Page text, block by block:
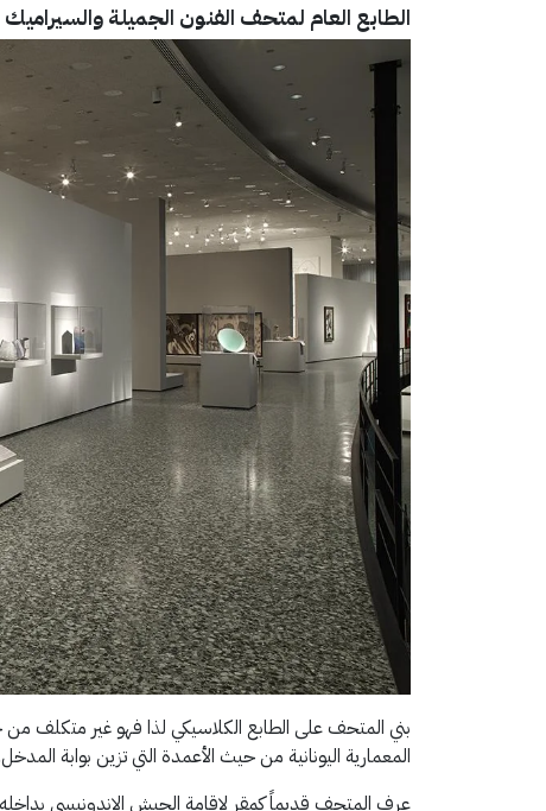
الطابع العام لمتحف الفنون الجميلة والسيراميك
بني المتحف على الطابع الكلاسيكي لذا فهو غير متكلف من
المعمارية اليونانية من حيث الأعمدة التي تزين بوابة
عرف المتحف قديماً كمقر لإقامة الجيش الاندونيسي